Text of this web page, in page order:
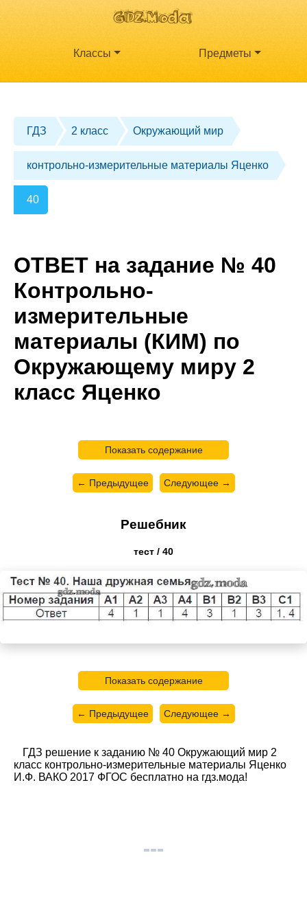
Классы Предметы
ГДЗ 2 класс Окружающий мир
контрольно-измерительные материалы Яценко
40
ОТВЕТ на задание № 40
Контрольно-
измерительные
материалы (КИМ) по
Окружающему миру 2
класс Яценко
Показать содержание
← Предыдущее Следующее →
Решебник
тест / 40
Показать содержание
← Предыдущее Следующее →
ГДЗ решение к заданию № 40 Окружающий мир 2
класс контрольно-измерительные материалы Яценко
И.Ф. ВАКО 2017 ФГОС бесплатно на гдз.мода!